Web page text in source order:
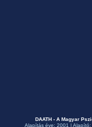
DAATH - A Magyar
Alapítás éve: 2001 | Alapító: